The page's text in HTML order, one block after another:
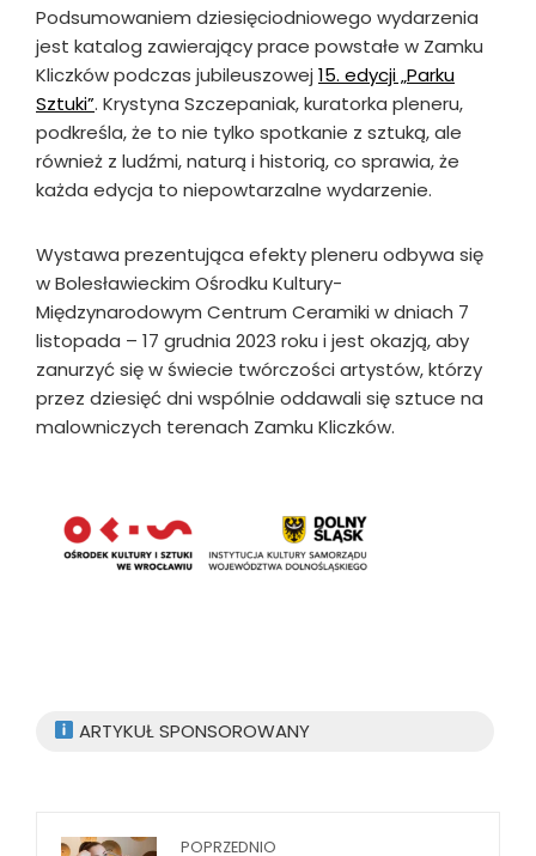
Podsumowaniem dziesięciodniowego wydarzenia
jest katalog zawierający prace powstałe w Zamku
Kliczków podczas jubileuszowej 15. edycji „Parku
Sztuki”. Krystyna Szczepaniak, kuratorka pleneru,
podkreśla, że to nie tylko spotkanie z sztuką, ale
również z ludźmi, naturą i historią, co sprawia, że
każda edycja to niepowtarzalne wydarzenie.
Wystawa prezentująca efekty pleneru odbywa się
w Bolesławieckim Ośrodku Kultury-
Międzynarodowym Centrum Ceramiki w dniach 7
listopada – 17 grudnia 2023 roku i jest okazją, aby
zanurzyć się w świecie twórczości artystów, którzy
przez dziesięć dni wspólnie oddawali się sztuce na
malowniczych terenach Zamku Kliczków.
ARTYKUŁ SPONSOROWANY
POPRZEDNIO